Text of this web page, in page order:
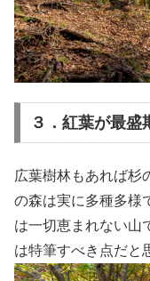
３．紅葉が最盛
広葉樹林もあれば杉
の森は実に多種多様
は一切恵まれない山
は特筆すべき点だと